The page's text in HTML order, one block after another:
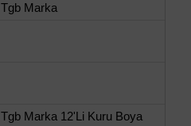
Tgb Marka
Tgb Marka 12'Li Kuru Boya